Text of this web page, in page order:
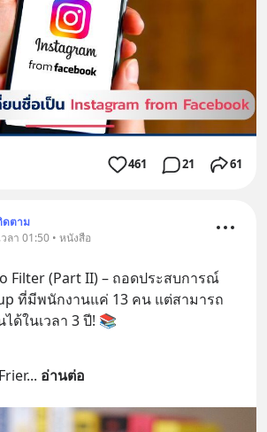
461 21 61
ดตาม
ลา 01:50 • หนังสือ
Filter (Part II) – ถอดประสบการณ์
ที่มีพนักงานแค่ 13 คน แต่สามารถ
ด้ในเวลา 3 ปี! 📚
... อ่านต่อ